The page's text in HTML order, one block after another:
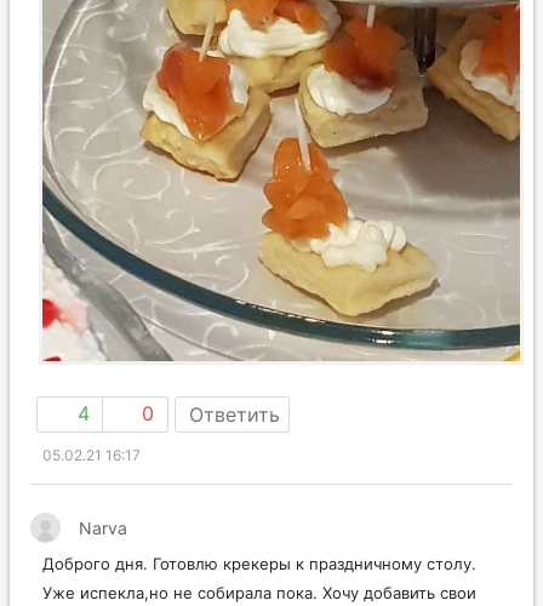
4 0 Ответить
05.02.21 16:17
Доброго дня. Готовлю крекеры к праздничному столу.